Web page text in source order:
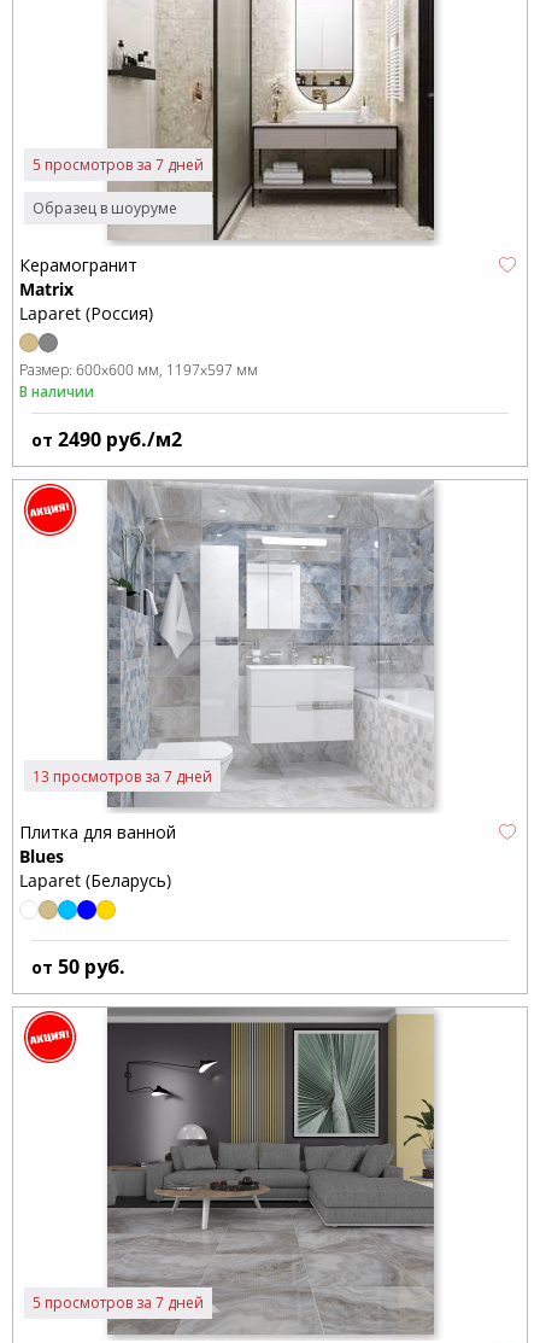
Образец в шоуруме
5 просмотров за 7 дней
Керамогранит
Matrix
Laparet (Россия)
Размер: 600x600 мм 1197x597 мм
В наличии
от 2490 руб./м2
13 просмотров за 7 дней
Плитка для ванной
Blues
Laparet (Беларусь)
от 50 руб.
5 просмотров за 7 дней